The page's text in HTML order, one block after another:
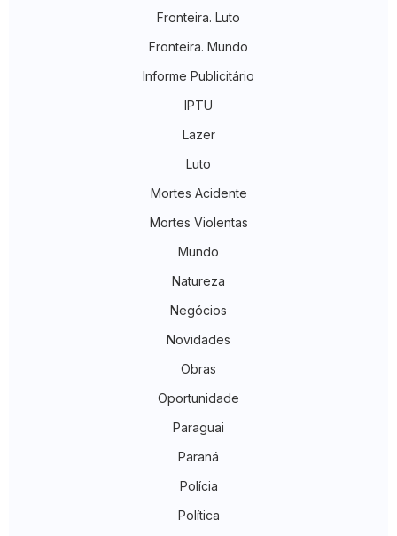
Fronteira. Luto
Fronteira. Mundo
Informe Publicitário
IPTU
Lazer
Luto
Mortes Acidente
Mortes Violentas
Mundo
Natureza
Negócios
Novidades
Obras
Oportunidade
Paraguai
Paraná
Polícia
Política